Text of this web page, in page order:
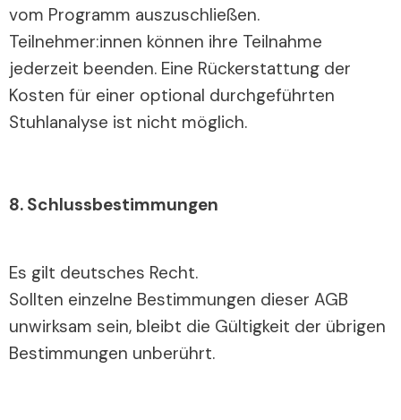
vom Programm auszuschließen.
Teilnehmer:innen können ihre Teilnahme
jederzeit beenden. Eine Rückerstattung der
Kosten für einer optional durchgeführten
Stuhlanalyse ist nicht möglich.
8. Schlussbestimmungen
Es gilt deutsches Recht.
Sollten einzelne Bestimmungen dieser AGB
unwirksam sein, bleibt die Gültigkeit der übrigen
Bestimmungen unberührt.